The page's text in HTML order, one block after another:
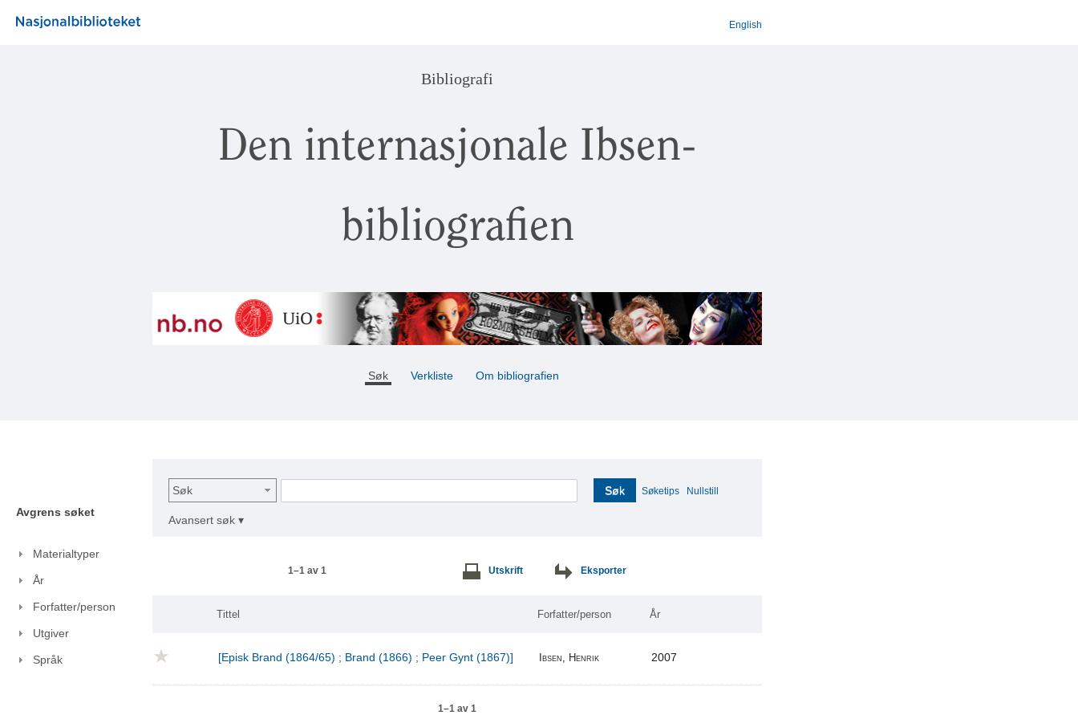
English
Bibliografi
Den internasjonale Ibsen-
bibliografien
Søk Verkliste Om bibliografien
Avgrens søket
Materialtyper
År
Forfatter/person
Utgiver
Språk
Søk Søk Søketips Nullstill
Avansert søk ▾
1–1 av 1 Utskrift Eksporter
Tittel Forfatter/person År
[Episk Brand (1864/65) ; Brand (1866) ; Peer Gynt (1867)] Ibsen, Henrik 2007
1–1 av 1